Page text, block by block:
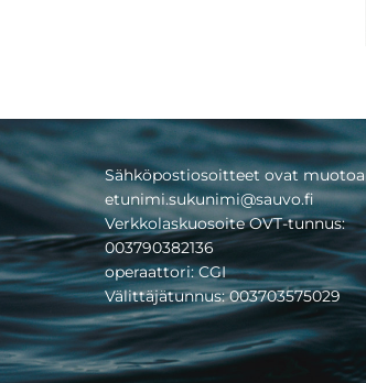
Sähköpostiosoitteet ovat muotoa
etunimi.sukunimi@sauvo.fi
Verkkolaskuosoite OVT-tunnus:
003790382136
operaattori: CGI
Välittäjätunnus: 003703575029